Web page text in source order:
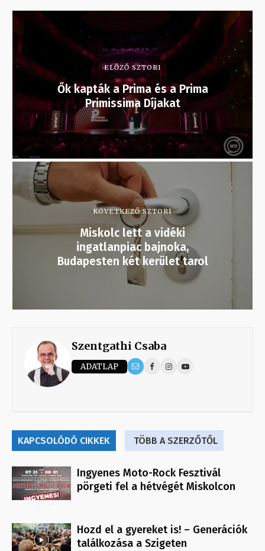
ELŐZŐ SZTORI
Ők kapták a Prima és a Prima
Primissima Díjakat
KÖVETKEZŐ SZTORI
Miskolc lett a vidéki
ingatlanpiac bajnoka,
Budapesten két kerület tarol
Szentgathi Csaba
ADATLAP
KAPCSOLÓDÓ CIKKEK TÖBB A SZERZŐTŐL
Ingyenes Moto-Rock Fesztivál
pörgeti fel a hétvégét Miskolcon
Hozd el a gyereket is! – Generációk
találkozása a Szigeten